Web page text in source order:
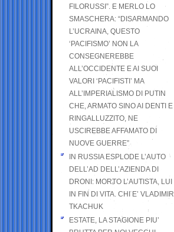
FILORUSSI”. E MERLO LO
SMASCHERA: “DISARMANDO
L’UCRAINA, QUESTO
‘PACIFISMO’ NON LA
CONSEGNEREBBE
ALL’OCCIDENTE E AI SUOI
VALORI ‘PACIFISTI’ MA
ALL’IMPERIALISMO DI PUTIN
CHE, ARMATO SINO AI DENTI E
RINGALLUZZITO, NE
USCIREBBE AFFAMATO DI
NUOVE GUERRE”
IN RUSSIA ESPLODE L’AUTO
DELL’AD DELL’AZIENDA DI
DRONI: MORTO L’AUTISTA, LUI
IN FIN DI VITA. CHI E’ VLADIMIR
TKACHUK
ESTATE, LA STAGIONE PIU’